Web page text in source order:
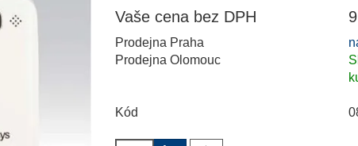
Vaše cena bez DPH
Prodejna Praha
Prodejna Olomouc
Kód